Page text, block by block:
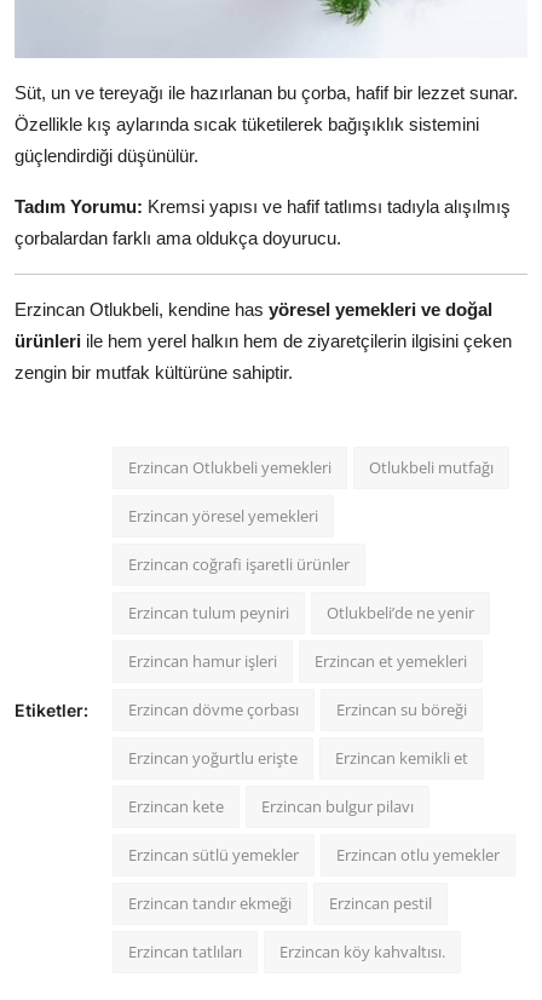
Süt, un ve tereyağı ile hazırlanan bu çorba, hafif bir lezzet sunar.
Özellikle kış aylarında sıcak tüketilerek bağışıklık sistemini
güçlendirdiği düşünülür.
Tadım Yorumu: Kremsi yapısı ve hafif tatlımsı tadıyla alışılmış
çorbalardan farklı ama oldukça doyurucu.
Erzincan Otlukbeli, kendine has yöresel yemekleri ve doğal
ürünleri ile hem yerel halkın hem de ziyaretçilerin ilgisini çeken
zengin bir mutfak kültürüne sahiptir.
Etiketler:
Erzincan Otlukbeli yemekleri Otlukbeli mutfağı
Erzincan yöresel yemekleri
Erzincan coğrafi işaretli ürünler
Erzincan tulum peyniri Otlukbeli’de ne yenir
Erzincan hamur işleri Erzincan et yemekleri
Erzincan dövme çorbası Erzincan su böreği
Erzincan yoğurtlu erişte Erzincan kemikli et
Erzincan kete Erzincan bulgur pilavı
Erzincan sütlü yemekler Erzincan otlu yemekler
Erzincan tandır ekmeği Erzincan pestil
Erzincan tatlıları Erzincan köy kahvaltısı.